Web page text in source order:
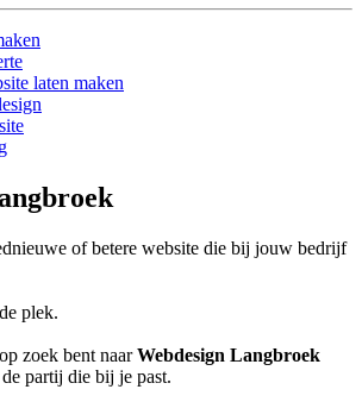
laten maken
of betere website die bij jouw bedrijf
plek.
zoek bent naarWebdesign Langbroek
partij die bij je past.